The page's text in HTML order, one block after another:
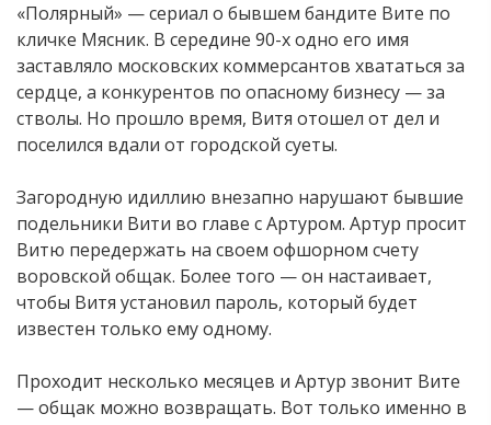
«Полярный» — сериал о бывшем бандите Вите по
кличке Мясник. В середине 90-х одно его имя
заставляло московских коммерсантов хвататься за
сердце, а конкурентов по опасному бизнесу — за
стволы. Но прошло время, Витя отошел от дел и
поселился вдали от городской суеты.
Загородную идиллию внезапно нарушают бывшие
подельники Вити во главе с Артуром. Артур просит
Витю передержать на своем офшорном счету
воровской общак. Более того — он настаивает,
чтобы Витя установил пароль, который будет
известен только ему одному.
Проходит несколько месяцев и Артур звонит Вите
— общак можно возвращать. Вот только именно в